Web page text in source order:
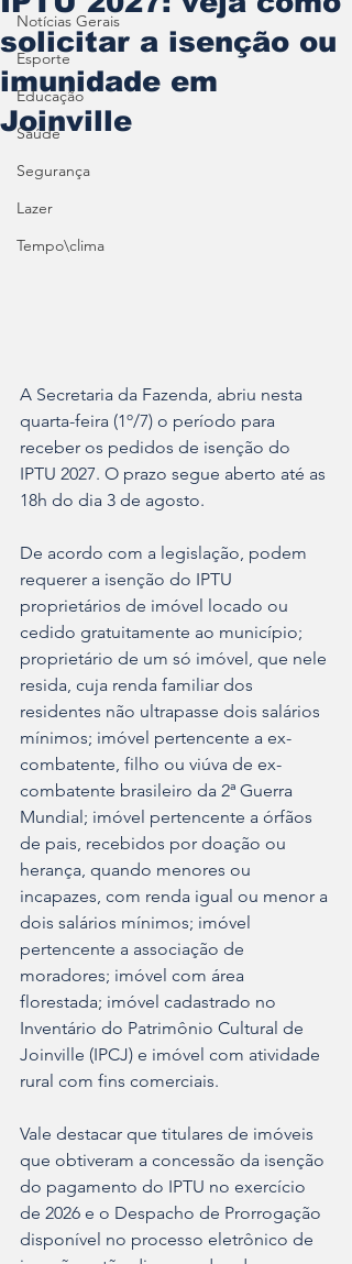
Notícias Gerais
Esporte
Educação
Saúde
Segurança
Lazer
Tempo\clima
solicitar a isenção ou
imunidade em
Joinville
A Secretaria da Fazenda, abriu nesta
quarta-feira (1º/7) o período para
receber os pedidos de isenção do
IPTU 2027. O prazo segue aberto até as
18h do dia 3 de agosto.
De acordo com a legislação, podem
requerer a isenção do IPTU
proprietários de imóvel locado ou
cedido gratuitamente ao município;
proprietário de um só imóvel, que nele
resida, cuja renda familiar dos
residentes não ultrapasse dois salários
mínimos; imóvel pertencente a ex-
combatente, filho ou viúva de ex-
combatente brasileiro da 2ª Guerra
Mundial; imóvel pertencente a órfãos
de pais, recebidos por doação ou
herança, quando menores ou
incapazes, com renda igual ou menor a
dois salários mínimos; imóvel
pertencente a associação de
moradores; imóvel com área
florestada; imóvel cadastrado no
Inventário do Patrimônio Cultural de
Joinville (IPCJ) e imóvel com atividade
rural com fins comerciais.
Vale destacar que titulares de imóveis
que obtiveram a concessão da isenção
do pagamento do IPTU no exercício
de 2026 e o Despacho de Prorrogação
disponível no processo eletrônico de